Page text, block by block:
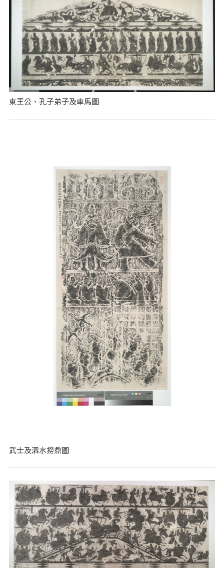
東王公、孔子弟子及車馬圖
武士及泗水撈鼎圖